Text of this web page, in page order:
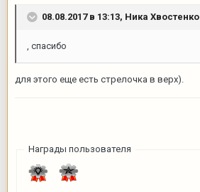
08.08.2017 в 13:13, Ника Хвостенко
, спасибо
для этого еще есть стрелочка в верх).
Награды пользователя